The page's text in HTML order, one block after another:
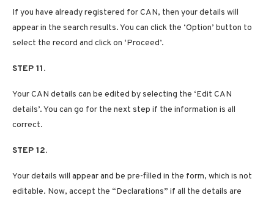
If you have already registered for CAN, then your details will
appear in the search results. You can click the ‘Option’ button to
select the record and click on ‘Proceed’.
STEP 11.
Your CAN details can be edited by selecting the ‘Edit CAN
details’. You can go for the next step if the information is all
correct.
STEP 12.
Your details will appear and be pre-filled in the form, which is not
editable. Now, accept the “Declarations” if all the details are